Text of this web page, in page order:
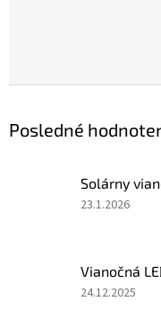
Posledné
Hodnotenie
z
5
23.1.2026
Hodnotenie
24.12.2025